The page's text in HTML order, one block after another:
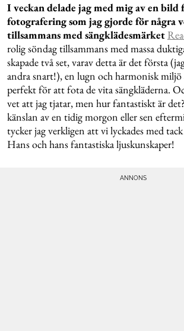
I veckan delade jag med mig av en bild
fotografering som jag gjorde för några
tillsammans med sängklädesmärket
rolig söndag tillsammans med massa
skapade två set, varav detta är det första
andra snart!), en lugn och harmonisk miljö
perfekt för att fota de vita sängkläderna.
vet att jag tjatar, men hur fantastiskt är
känslan av en tidig morgon eller sen
tycker jag verkligen att vi lyckades med
Hans och hans fantastiska ljuskunskaper!